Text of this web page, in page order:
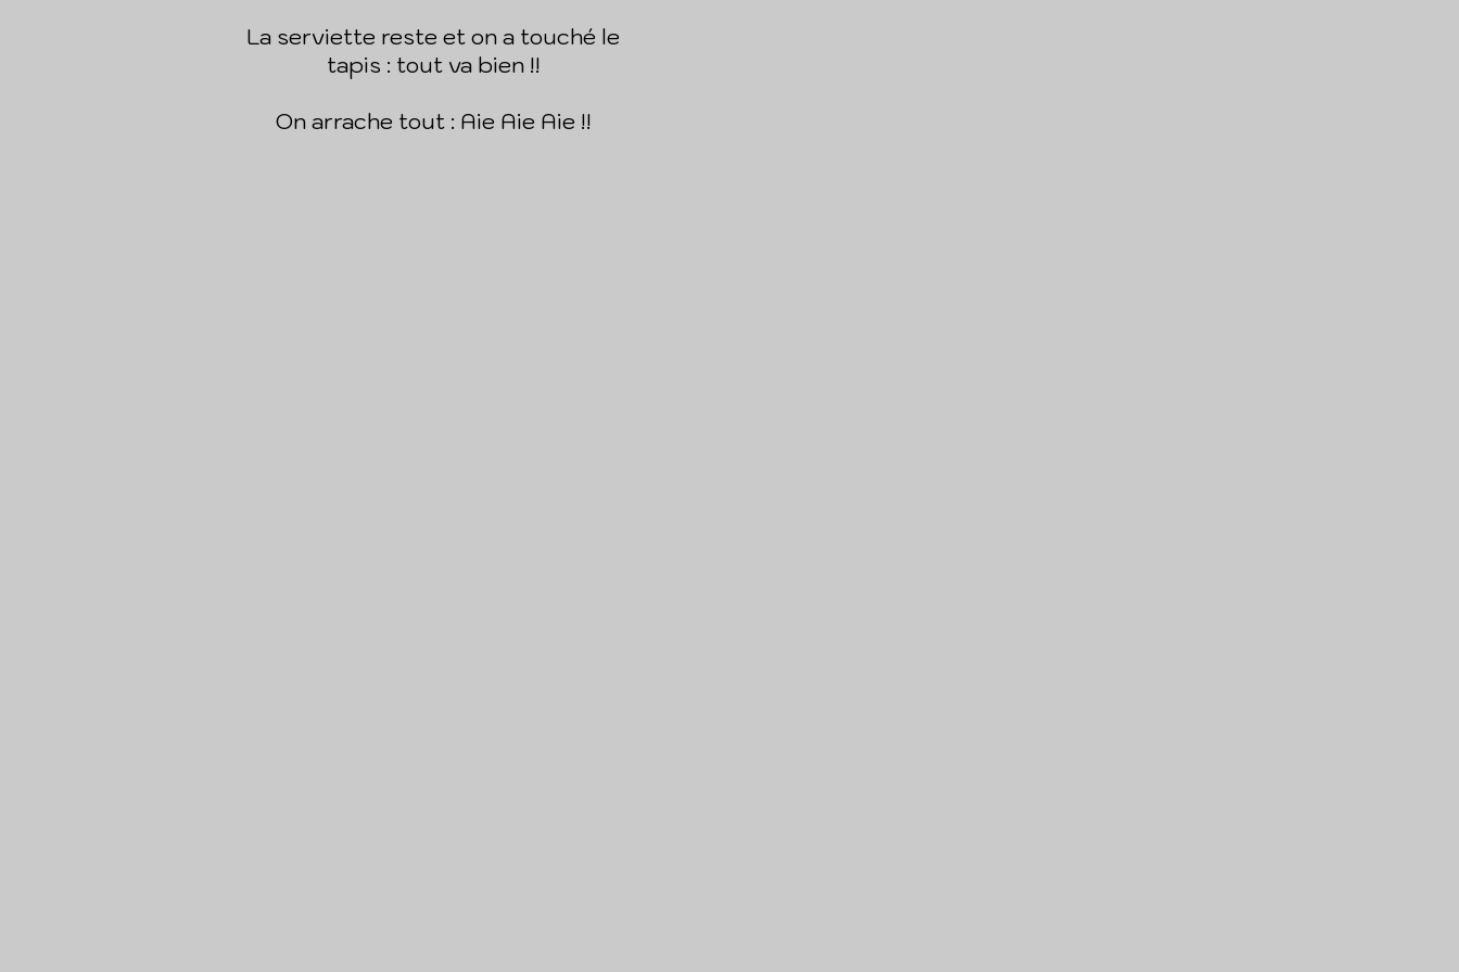
La serviette reste et on a touché le
tapis : tout va bien !!
On arrache tout : Aie Aie Aie !!